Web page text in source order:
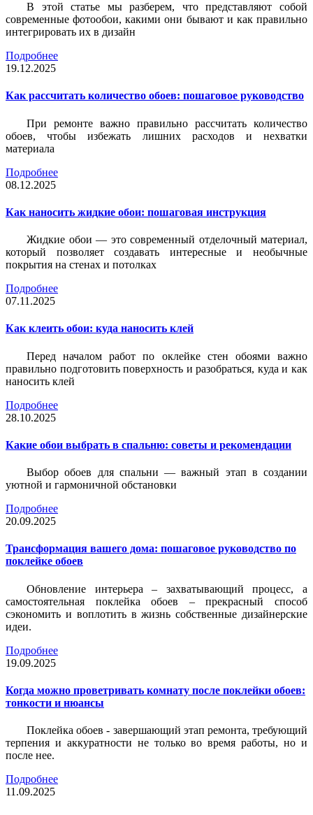
В этой статье мы разберем, что представляют собой
современные фотообои, какими они бывают и как правильно
интегрировать их в дизайн
Подробнее
19.12.2025
Как рассчитать количество обоев: пошаговое руководство
При ремонте важно правильно рассчитать количество
обоев, чтобы избежать лишних расходов и нехватки
материала
Подробнее
08.12.2025
Как наносить жидкие обои: пошаговая инструкция
Жидкие обои — это современный отделочный материал,
который позволяет создавать интересные и необычные
покрытия на стенах и потолках
Подробнее
07.11.2025
Как клеить обои: куда наносить клей
Перед началом работ по оклейке стен обоями важно
правильно подготовить поверхность и разобраться, куда и как
наносить клей
Подробнее
28.10.2025
Какие обои выбрать в спальню: советы и рекомендации
Выбор обоев для спальни — важный этап в создании
уютной и гармоничной обстановки
Подробнее
20.09.2025
Трансформация вашего дома: пошаговое руководство по
поклейке обоев
Обновление интерьера – захватывающий процесс, а
самостоятельная поклейка обоев – прекрасный способ
сэкономить и воплотить в жизнь собственные дизайнерские
идеи.
Подробнее
19.09.2025
Когда можно проветривать комнату после поклейки обоев:
тонкости и нюансы
Поклейка обоев - завершающий этап ремонта, требующий
терпения и аккуратности не только во время работы, но и
после нее.
Подробнее
11.09.2025